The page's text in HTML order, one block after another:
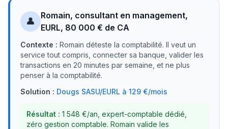
👤
Romain, consultant en management,
EURL, 80 000 € de CA
Contexte : Romain déteste la comptabilité. Il veut un
service tout compris, connecter sa banque, valider les
transactions en 20 minutes par semaine, et ne plus
penser à la comptabilité.
Solution : Dougs SASU/EURL à 129 €/mois
Résultat : 1 548 €/an, expert-comptable dédié,
zéro gestion comptable. Romain valide les